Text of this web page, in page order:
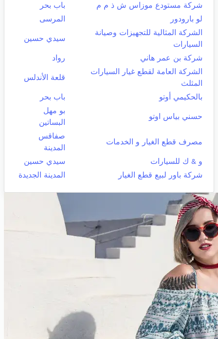
شركة مستودع موزاس ش ذ م م
باب بحر
لو بارودور
المرسى
الشركة المثالية للتجهيزات وصيانة
السيارات
سيدي حسين
شركة بن عمر هاني
رواد
الشركة العامة لقطع غيار السيارات
المثلث
قلعة الأندلس
بالحكيمي أوتو باب بحر
حسني بياس اوتو
بو مهل
البساتين
مصرف قطع الغيار و الخدمات
صفاقس
المدينة
و & ك للسيارات
سيدي حسين
شركة باور لبيع قطع الغيار
المدينة الجديدة